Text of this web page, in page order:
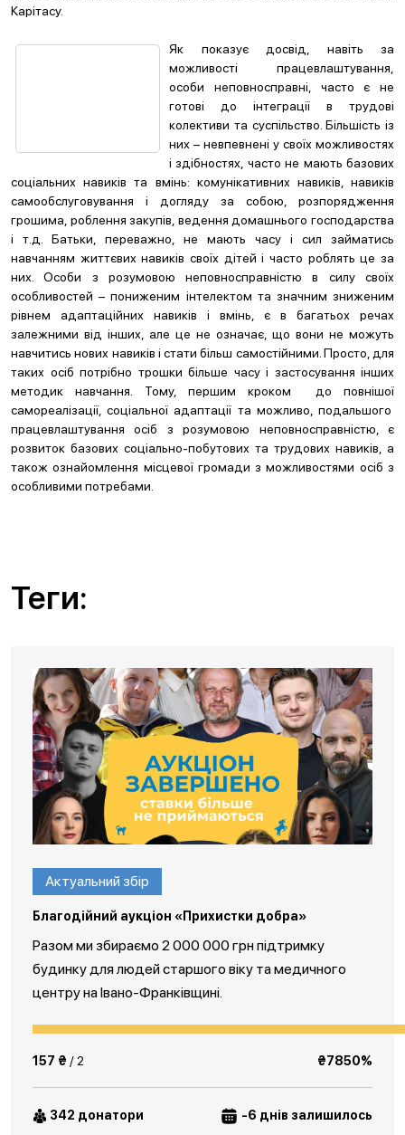
Карітасу.
Як показує досвід, навіть за
можливості працевлаштування,
особи неповносправні, часто є не
готові до інтеграції в трудові
колективи та суспільство. Більшість із
них – невпевнені у своїх можливостях
і здібностях, часто не мають базових
соціальних навиків та вмінь: комунікативних навиків, навиків
самообслуговування і догляду за собою, розпорядження
грошима, роблення закупів, ведення домашнього господарства
і т.д. Батьки, переважно, не мають часу і сил займатись
навчанням життєвих навиків своїх дітей і часто роблять це за
них. Особи з розумовою неповносправністю в силу своїх
особливостей – пониженим інтелектом та значним зниженим
рівнем адаптаційних навиків і вмінь, є в багатьох речах
залежними від інших, але це не означає, що вони не можуть
навчитись нових навиків і стати більш самостійними. Просто, для
таких осіб потрібно трошки більше часу і застосування інших
методик навчання. Тому, першим кроком до повнішої
самореалізації, соціальної адаптації та можливо, подальшого
працевлаштування осіб з розумовою неповносправністю, є
розвиток базових соціально-побутових та трудових навиків, а
також ознайомлення місцевої громади з можливостями осіб з
особливими потребами.
Теги:
Актуальний збір
Благодійний аукціон «Прихистки добра»
Разом ми збираємо 2 000 000 грн підтримку
будинку для людей старшого віку та медичного
центру на Івано-Франківщині.
157 ₴ / 2 ₴7850%
342 донатори -6 днів залишилось